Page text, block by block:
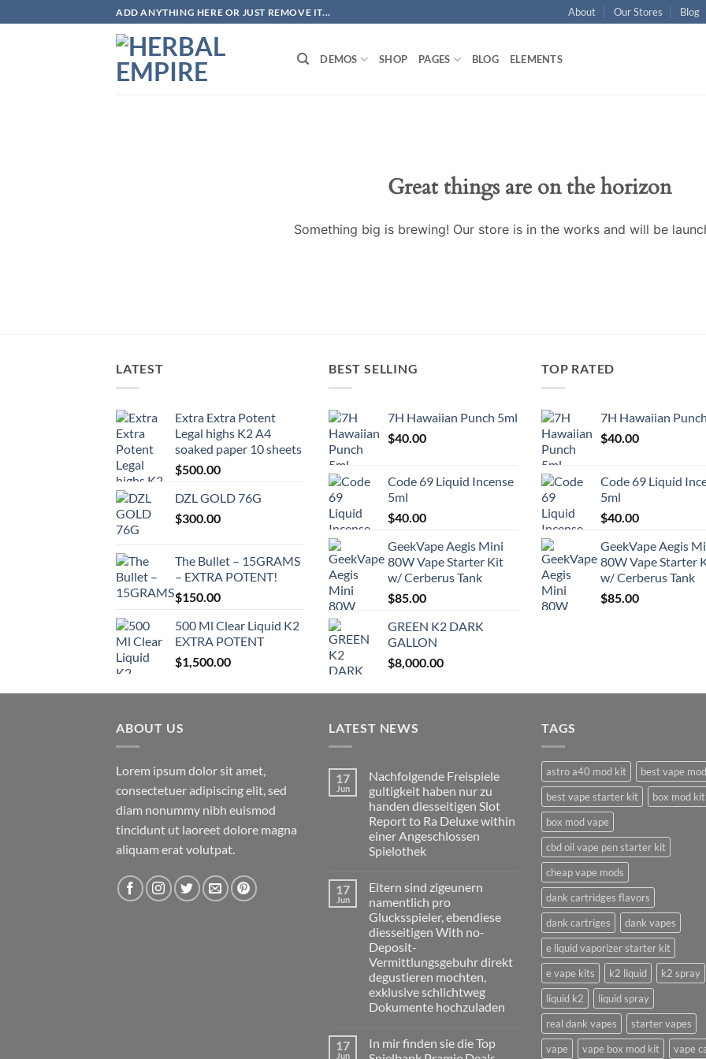
to
ADD ANYTHING HERE OR JUST REMOVE IT... About Our Stores Blog
DEMOS SHOP PAGES BLOG ELEMENTS
Great things are on the horizon
Something big is brewing! Our store is in the works and will be
LATEST
Extra Extra Potent
Legal highs K2 A4
soaked paper 10 sheets
$500.00
DZL GOLD 76G
$300.00
The Bullet – 15GRAMS
– EXTRA POTENT!
$150.00
500 Ml Clear Liquid K2
EXTRA POTENT
$1,500.00
BEST SELLING
7H Hawaiian Punch 5ml
$40.00
Code 69 Liquid Incense
5ml
$40.00
GeekVape Aegis Mini
80W Vape Starter Kit
w/ Cerberus Tank
$85.00
GREEN K2 DARK
GALLON
$8,000.00
TOP RATED
7H Hawaiian
$40.00
Code 69 Liquid
5ml
$40.00
GeekVape Aegis
80W Vape Starter
w/ Cerberus Tank
$85.00
ABOUT US
Lorem ipsum dolor sit amet,
consectetuer adipiscing elit, sed
diam nonummy nibh euismod
tincidunt ut laoreet dolore magna
aliquam erat volutpat.
LATEST NEWS
17
Jun
Nachfolgende Freispiele
gultigkeit haben nur zu
handen diesseitigen Slot
Report to Ra Deluxe within
einer Angeschlossen
Spielothek
on
Nachfolgende
Freispiele
gultigkeit
haben
nur
zu
handen
diesseitigen
Slot
Report
to
Ra
einer
Angeschlossen
17
Jun
Eltern sind zigeunern
namentlich pro
Glucksspieler, ebendiese
diesseitigen With no-
Deposit-
Vermittlungsgebuhr direkt
degustieren mochten,
exklusive schlichtweg
Dokumente hochzuladen
on
Eltern
17
Jun
In mir finden sie die Top
TAGS
astro a40 mod kit
best vape mod
best vape starter kit
box mod kit
box mod vape
cbd oil vape pen starter kit
cheap vape mods
dank cartridges flavors
dank cartriges
dank vapes
e liquid vaporizer starter kit
e vape kits
k2 liquid
k2 spray
liquid k2
liquid spray
real dank vapes
starter vapes
vape
vape box mod kit vape